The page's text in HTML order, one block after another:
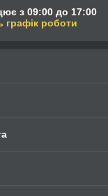
з 09:00 до 17:00
графік роботи